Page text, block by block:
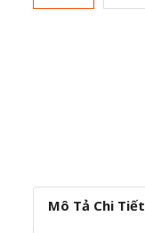
Mô Tả Chi Tiết